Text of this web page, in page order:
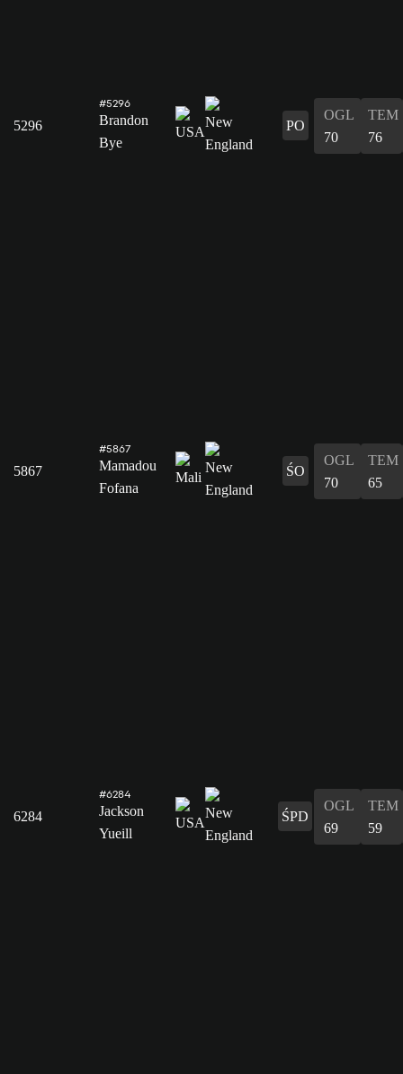
5296
#5296
Brandon
Bye
PO
OGL
70
TEM
76
5867
#5867
Mamadou
Fofana
ŚO
OGL
70
TEM
65
6284
#6284
Jackson
Yueill
ŚPD
OGL
69
TEM
59